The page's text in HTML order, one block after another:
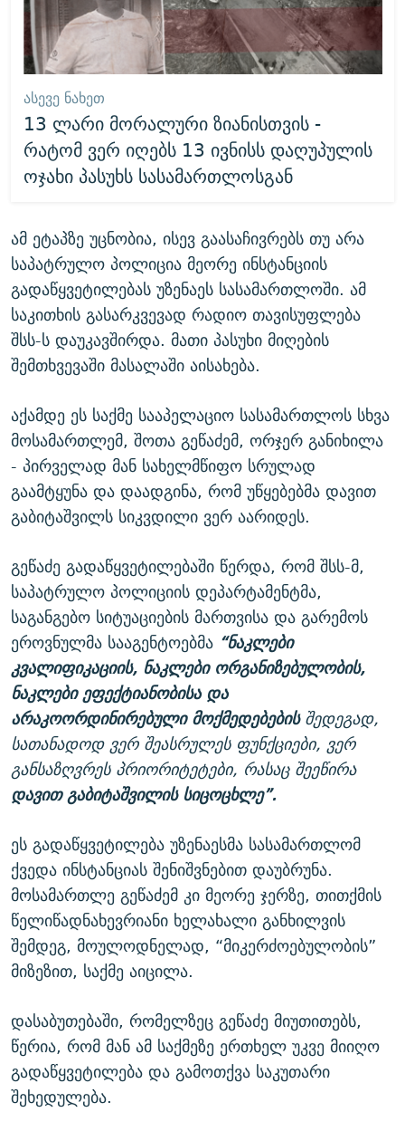
ᲐᲡᲔᲕᲔ ᲜᲐᲮᲔᲗ
13 ლარი მორალური ზიანისთვის -
რატომ ვერ იღებს 13 ივნისს დაღუპულის
ოჯახი პასუხს სასამართლოსგან
ამ ეტაპზე უცნობია, ისევ გაასაჩივრებს თუ არა
საპატრულო პოლიცია მეორე ინსტანციის
გადაწყვეტილებას უზენაეს სასამართლოში. ამ
საკითხის გასარკვევად რადიო თავისუფლება
შსს-ს დაუკავშირდა. მათი პასუხი მიღების
შემთხვევაში მასალაში აისახება.
აქამდე ეს საქმე სააპელაციო სასამართლოს სხვა
მოსამართლემ, შოთა გეწაძემ, ორჯერ განიხილა
- პირველად მან სახელმწიფო სრულად
გაამტყუნა და დაადგინა, რომ უწყებებმა დავით
გაბიტაშვილს სიკვდილი ვერ აარიდეს.
გეწაძე გადაწყვეტილებაში წერდა, რომ შსს-მ,
საპატრულო პოლიციის დეპარტამენტმა,
საგანგებო სიტუაციების მართვისა და გარემოს
ეროვნულმა სააგენტოებმა “ნაკლები
კვალიფიკაციის, ნაკლები ორგანიზებულობის,
ნაკლები ეფექტიანობისა და
არაკოორდინირებული მოქმედებებისშედეგად,
სათანადოდ ვერ შეასრულეს ფუნქციები, ვერ
განსაზღვრეს პრიორიტეტები, რასაც შეეწირა
დავით გაბიტაშვილის სიცოცხლე”.
ეს გადაწყვეტილება უზენაესმა სასამართლომ
ქვედა ინსტანციას შენიშვნებით დაუბრუნა.
მოსამართლე გეწაძემ კი მეორე ჯერზე, თითქმის
წელიწადნახევრიანი ხელახალი განხილვის
შემდეგ, მოულოდნელად, “მიკერძოებულობის”
მიზეზით, საქმე აიცილა.
დასაბუთებაში, რომელზეც გეწაძე მიუთითებს,
წერია, რომ მან ამ საქმეზე ერთხელ უკვე მიიღო
გადაწყვეტილება და გამოთქვა საკუთარი
შეხედულება.